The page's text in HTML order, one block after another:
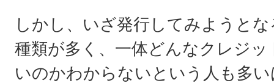
しかし、いざ発行してみようと
種類が多く、一体どんなクレジ
いのかわからないという人も多